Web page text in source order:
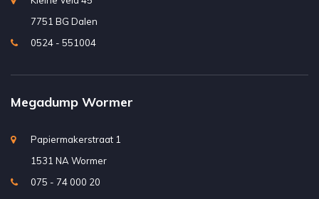
7751 BG Dalen
0524 - 551004
Megadump Wormer
Papiermakerstraat 1
1531 NA Wormer
075 - 74 000 20